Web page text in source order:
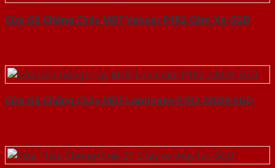
Cửa Gỗ Chống Cháy MDF Veneer P1R2 Căm Xe-SGD
Cửa Gỗ Chống Cháy MDF Laminate P1R2 23029-SGD